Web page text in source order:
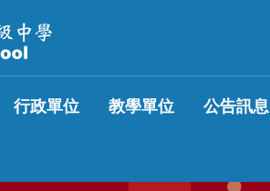
行政單位 教學單位 公告訊息